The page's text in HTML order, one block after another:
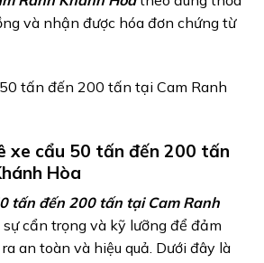
và nhận được hóa đơn chứng từ
xe cẩu 50 tấn đến 200 tấn
Hòa
tấn đến 200 tấn tại Cam Ranh
cẩn trọng và kỹ lưỡng để đảm
an toàn và hiệu quả. Dưới đây là